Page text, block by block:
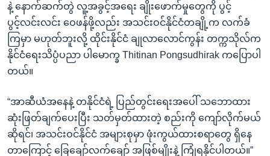
နဲ့ နောက်ဆက်တွဲ လူ့အခွင့်အရေး ချိုးဖောက်မှုတွေကို ပွင့်
ပွင့်လင်းလင်း ဝေဖန်ဖို့လည်း အသင်းဝင်နိုင်ငံတချို့က လက်ခံ
ကြမှာ မဟုတ်ဘူးလို့ ထိုင်းနိုင်ငံ ချုလာလောင်ကွန်း တက္ကသိုလ်က
နိုင်ငံရေးသိပ္ပံပညာ ပါမောက္ခ Thitinan Pongsudhirak ကပြောပါ
တယ်။
“အာဆီယံအနေနဲ့ တနိုင်ငံရဲ့ ပြည်တွင်းရေးအပေါ် သဘောထား
ဆုံးဖြတ်ချက်ပေးပြီး သတ်မှတ်ထားတဲ့ စည်းကို ကျော်လိုက်မယ်
ဆိုရင်၊ အသင်းဝင်နိုင်ငံ အများစုမှာ ဖုံးကွယ်ထားစရာတွေ ရှိနေ
တာကြောင့် ခြေချော်လက်ချော် အဖြစ်မျိုးနဲ့ ကြုံရနိုင်ပါတယ်။”